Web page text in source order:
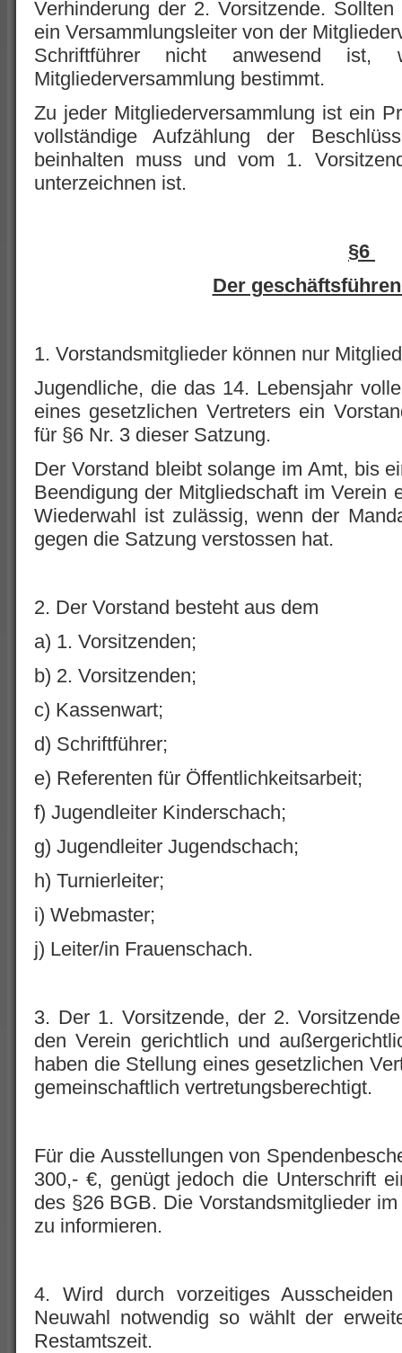
Verhinderung der 2. Vorsitzende.
ein Versammlungsleiter von der
Schriftführer nicht anwesend
Mitgliederversammlung bestimmt.
Zu jeder Mitgliederversammlung ist ein
vollständige Aufzählung der
beinhalten muss und vom 1.
unterzeichnen ist.
§6
Der
1. Vorstandsmitglieder können nur
Jugendliche, die das 14. Lebensjahr
eines gesetzlichen Vertreters ein
für §6 Nr. 3 dieser Satzung.
Der Vorstand bleibt solange im Amt, bis
Beendigung der Mitgliedschaft im Verein
Wiederwahl ist zulässig, wenn der
gegen die Satzung verstossen hat.
2. Der Vorstand besteht aus dem
a) 1. Vorsitzenden;
b) 2. Vorsitzenden;
c) Kassenwart;
d) Schriftführer;
e) Referenten für Öffentlichkeitsarbeit;
f) Jugendleiter Kinderschach;
g) Jugendleiter Jugendschach;
h) Turnierleiter;
i) Webmaster;
j) Leiter/in Frauenschach.
3. Der 1. Vorsitzende, der 2.
den Verein gerichtlich und
haben die Stellung eines gesetzlichen
gemeinschaftlich vertretungsberechtigt.
Für die Ausstellungen von
300,- €, genügt jedoch die Unterschrift
des §26 BGB. Die Vorstandsmitglieder
zu informieren.
4. Wird durch vorzeitiges
Neuwahl notwendig so wählt der
Restamtszeit.